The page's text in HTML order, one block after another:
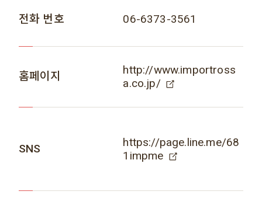
전화 번호 06-6373-3561
홈페이지
http://www.importross
a.co.jp/
SNS
https://page.line.me/68
1impme